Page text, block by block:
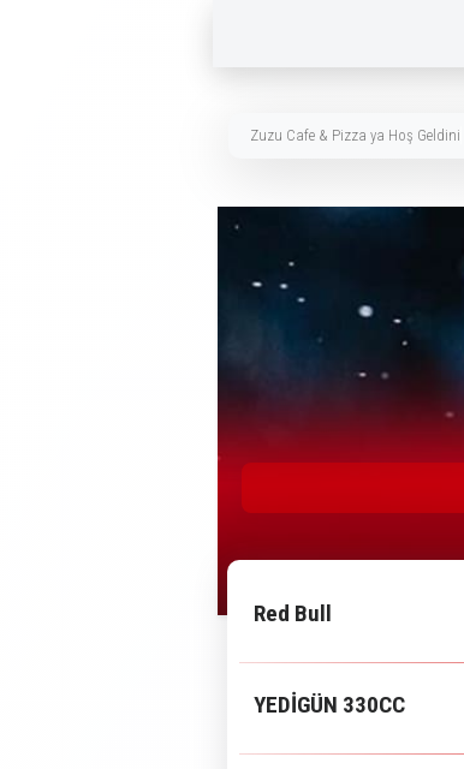
Zuzu Cafe & Pizza ya Hoş Geldiniz.
Red Bull
YEDİGÜN 330CC